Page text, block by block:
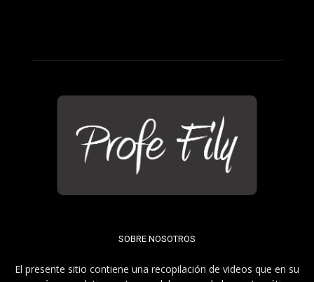
SOBRE NOSOTROS
El presente sitio contiene una recopilación de videos que en su